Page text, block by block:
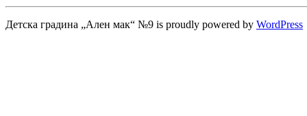
Детска градина „Ален мак“ №9 is proudly powered by WordPress